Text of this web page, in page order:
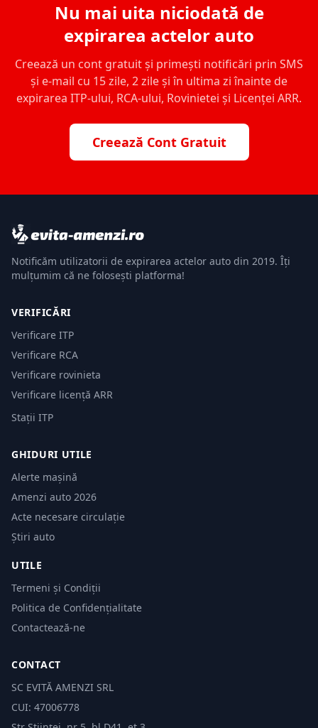
Nu mai uita niciodată de
expirarea actelor auto
Creează un cont gratuit și primești notificări prin SMS
și e-mail cu 15 zile, 2 zile și în ultima zi înainte de
expirarea ITP-ului, RCA-ului, Rovinietei și Licenței ARR.
Creează Cont Gratuit
Notificăm utilizatorii de expirarea actelor auto din 2019. Îți
mulțumim că ne folosești platforma!
VERIFICĂRI
Verificare ITP
Verificare RCA
Verificare rovinieta
Verificare licență ARR
Stații ITP
GHIDURI UTILE
Alerte mașină
Amenzi auto 2026
Acte necesare circulație
Știri auto
UTILE
Termeni și Condiții
Politica de Confidențialitate
Contactează-ne
CONTACT
SC EVITĂ AMENZI SRL
CUI: 47006778